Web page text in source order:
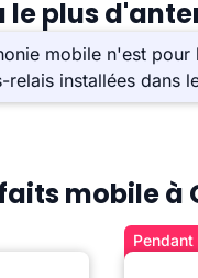
plus
mobile n'est
relais installées dans
mobile à
Pendant